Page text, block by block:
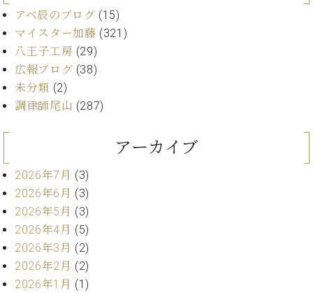
ト
ラ
デ
ィ
シ
ン
フ
マ
ン
ヴ
ィ
ジ
ョ
ン
タ
ー
ス
タ
ッ
フ
技
術
者
紹
展示
情報
【ユ
アベ辰のブログ (15)
マイスター加藤 (321)
八王子工房 (29)
広報ブログ (38)
未分類 (2)
調律師尾山 (287)
アーカイブ
2026年7月 (3)
2026年6月 (3)
2026年5月 (3)
2026年4月 (5)
2026年3月 (2)
2026年2月 (2)
2026年1月 (1)